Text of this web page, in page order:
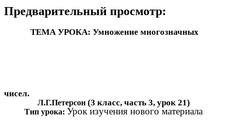
Предварительный просмотр:
ТЕМА УРОКА: Умножение многозначных
чисел.
Л.Г.Петерсон(3 класс, часть 3, урок 21)
Тип урока: Урок изучения нового материала